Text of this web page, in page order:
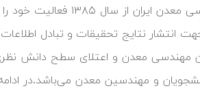
نشریه علمی-پژوهشی “مهندسی معدن” وابسته
انتشار نتایج تحقیقات و تبادل
مهندسی معدن و اعتلای سطح دانش
و مهندسین معدن می‌باشد.در